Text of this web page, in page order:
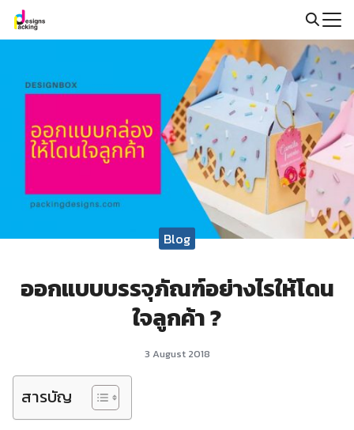
Skip
Blog
ออกแบบบรรจุภัณฑ์อย่างไรให้โดน
ใจลูกค้า ?
3 August 2018
สารบัญ